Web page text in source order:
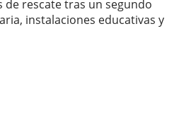
de rescate tras un segundo
instalaciones educativas y